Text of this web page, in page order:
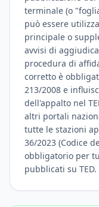
terminale (o
può essere
principale o
avvisi di
procedura di
corretto è
213/2008 e
dell'appalto nel
altri portali
tutte le stazioni
36/2023 (Codice
obbligatorio per
pubblicati su TED.